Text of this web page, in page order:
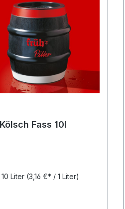
Fass 10l
10 Liter (3,16 €* / 1 Liter)